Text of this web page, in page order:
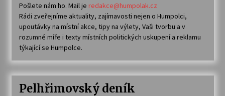
Pošlete nám ho. Mail je redakce@humpolak.cz
Rádi zveřejníme aktuality, zajímavosti nejen o Humpolci,
upoutávky na místní akce, tipy na výlety, Vaši tvorbu a v
rozumné míře i texty místních politických uskupení a reklamu
týkající se Humpolce.
Pelhřimovský deník